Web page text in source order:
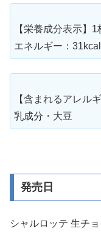
【栄養成分表示】1
エネルギー：31kcal
【含まれるアレル
乳成分・大豆
発売日
シャルロッテ 生チ